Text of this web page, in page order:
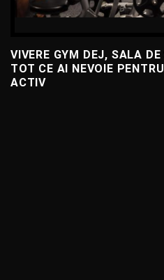
VIVERE GYM DEJ, SALA
TOT CE AI NEVOIE
ACTIV